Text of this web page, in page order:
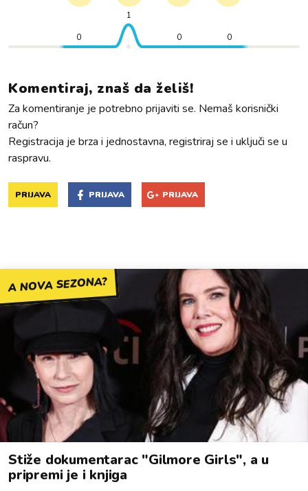
0
1
0 0
Komentiraj, znaš da želiš!
Za komentiranje je potrebno prijaviti se. Nemaš korisnički
račun?
Registracija je brza i jednostavna, registriraj se i uključi se u
raspravu.
PRIJAVA PRIJAVA PRIJAVA
A NOVA SEZONA?
Stiže dokumentarac "Gilmore Girls", a u
pripremi je i knjiga